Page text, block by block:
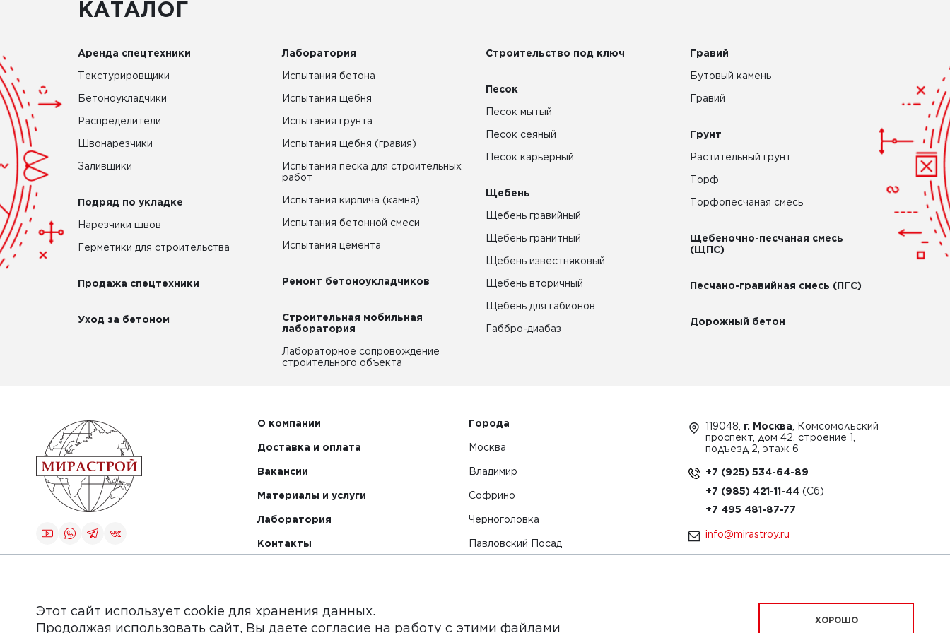
КАТАЛОГ
Аренда спецтехники
Текстурировщики
Бетоноукладчики
Распределители
Швонарезчики
Заливщики
Подряд по укладке
Нарезчики швов
Герметики для строительства
Продажа спецтехники
Уход за бетоном
Лаборатория
Испытания бетона
Испытания щебня
Испытания грунта
Испытания щебня (гравия)
Испытания песка для строительных
работ
Испытания кирпича (камня)
Испытания бетонной смеси
Испытания цемента
Ремонт бетоноукладчиков
Строительная мобильная
лаборатория
Лабораторное сопровождение
строительного объекта
Строительство под ключ
Песок
Песок мытый
Песок сеяный
Песок карьерный
Щебень
Щебень гравийный
Щебень гранитный
Щебень известняковый
Щебень вторичный
Щебень для габионов
Габбро-диабаз
Гравий
Бутовый камень
Гравий
Грунт
Растительный грунт
Торф
Торфопесчаная смесь
Щебеночно-песчаная смесь
(ЩПС)
Песчано-гравийная смесь (ПГС)
Дорожный бетон
О компании
Доставка и оплата
Вакансии
Материалы и услуги
Лаборатория
Контакты
Города
Москва
Владимир
Софрино
Черноголовка
Павловский Посад
119048, г. Москва , Комсомольский
проспект, дом 42, строение 1,
подъезд 2, этаж 6
+7 (925) 534-64-89
+7 (985) 421-11-44
+7 495 481-87-77
info@mirastroy.ru
Этот сайт использует cookie для хранения данных.
Продолжая использовать сайт, Вы даете согласие на работу с этими файлами
ХОРОШО